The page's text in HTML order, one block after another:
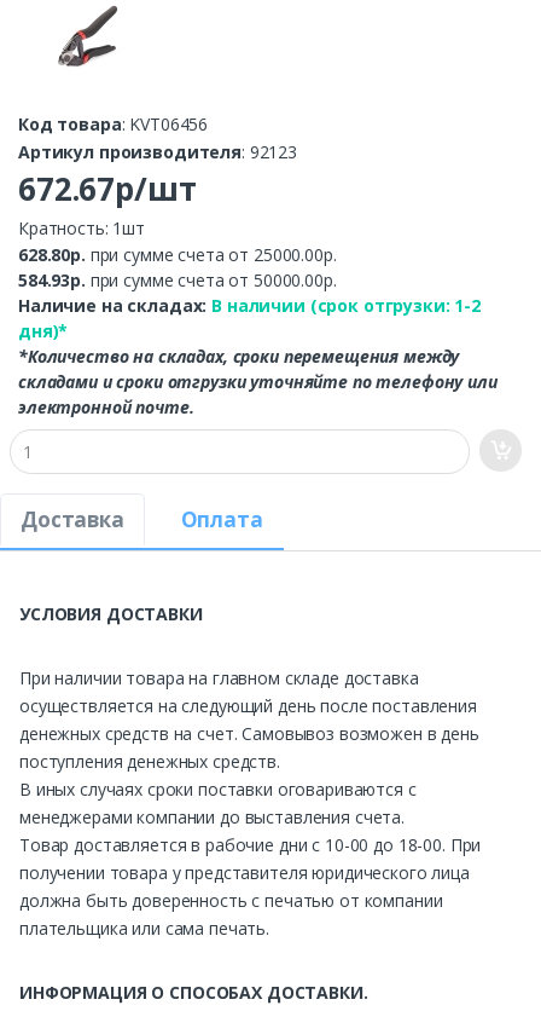
Код товара: KVT06456
Артикул производителя: 92123
672.67р/шт
Кратность: 1шт
628.80р. при сумме счета от 25000.00р.
584.93р. при сумме счета от 50000.00р.
Наличие на складах: В наличии (срок отгрузки: 1-2
дня)*
*Количество на складах, сроки перемещения между
складами и сроки отгрузки уточняйте по телефону или
электронной почте.
Доставка Оплата
УСЛОВИЯ ДОСТАВКИ
При наличии товара на главном складе доставка
осуществляется на следующий день после поставления
денежных средств на счет. Самовывоз возможен в день
поступления денежных средств.
В иных случаях сроки поставки оговариваются с
менеджерами компании до выставления счета.
Товар доставляется в рабочие дни с 10-00 до 18-00. При
получении товара у представителя юридического лица
должна быть доверенность с печатью от компании
плательщика или сама печать.
ИНФОРМАЦИЯ О СПОСОБАХ ДОСТАВКИ.